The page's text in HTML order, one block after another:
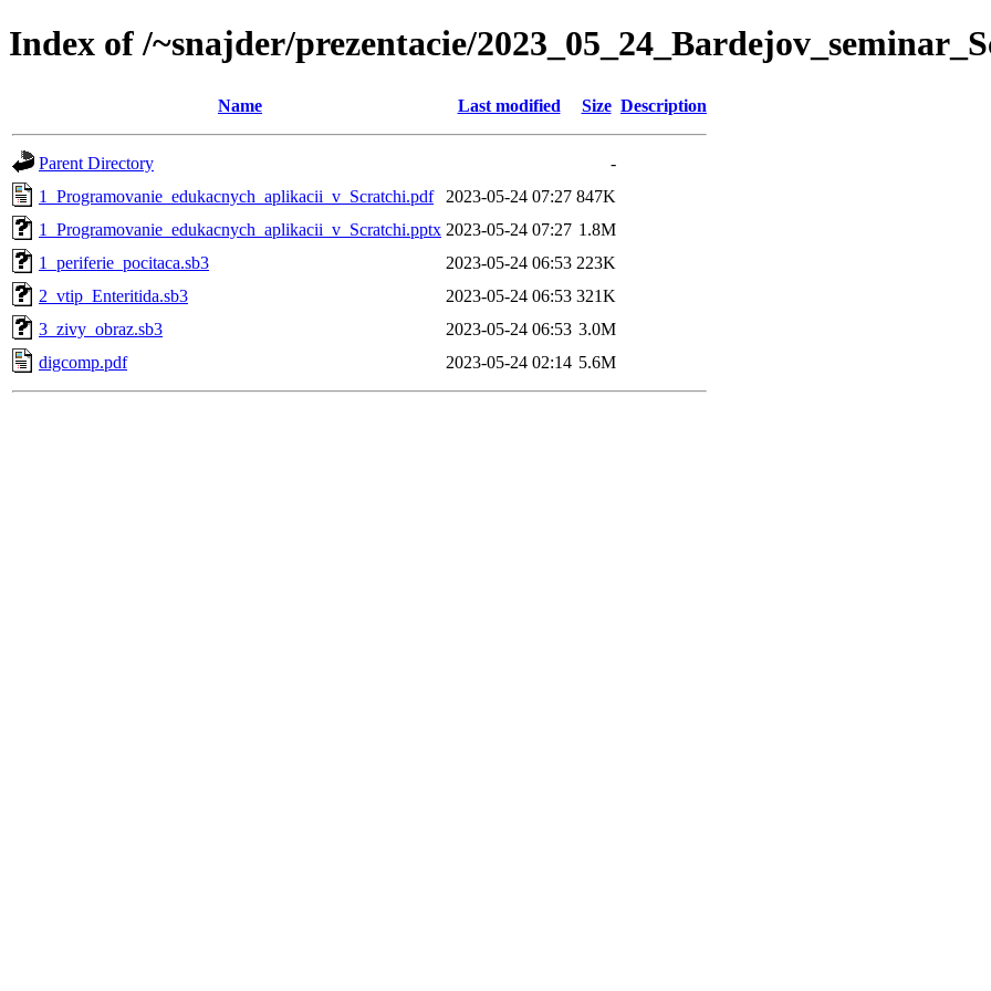
Index of /~snajder/prezentacie/
Name Last modified Size Description
Parent Directory
-
1_Programovanie_edukacnych_aplikacii_v_Scratchi.pdf
2023-05-24 07:27 847K
1_Programovanie_edukacnych_aplikacii_v_Scratchi.pptx 2023-05-24 07:27 1.8M
1_periferie_pocitaca.sb3
2023-05-24 06:53 223K
2_vtip_Enteritida.sb3
2023-05-24 06:53 321K
3_zivy_obraz.sb3
2023-05-24 06:53 3.0M
digcomp.pdf
2023-05-24 02:14 5.6M